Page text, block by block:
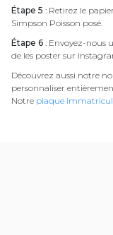
Étape 5 : Retirez le
Simpson Poisson posé.
Étape 6 : Envoyez-nous
de les poster sur
Découvrez aussi notre
personnaliser
Notre plaque